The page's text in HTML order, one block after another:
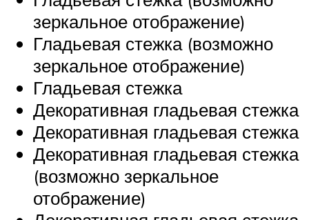
зеркальное отображение)
Гладьевая стежка (возможно
зеркальное отображение)
Гладьевая стежка
Декоративная гладьевая стежка
Декоративная гладьевая стежка
Декоративная гладьевая стежка
(возможно зеркальное
отображение)